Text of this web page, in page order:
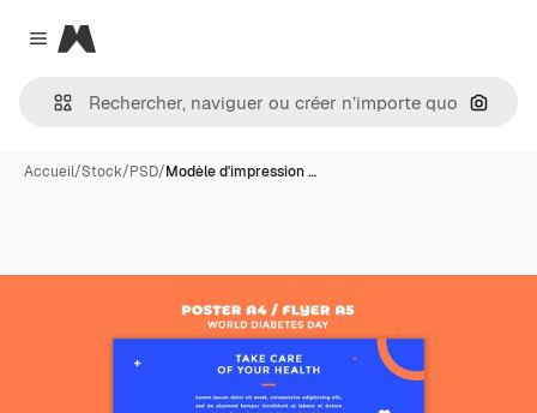
Close menu
Magnific
Accueil/Stock/PSD/Modèle d'impression …